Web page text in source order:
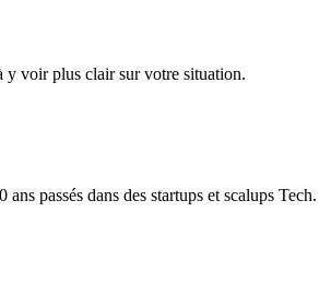
y voir plus clair sur votre situation.
passés dans des startups et scalups Tech.